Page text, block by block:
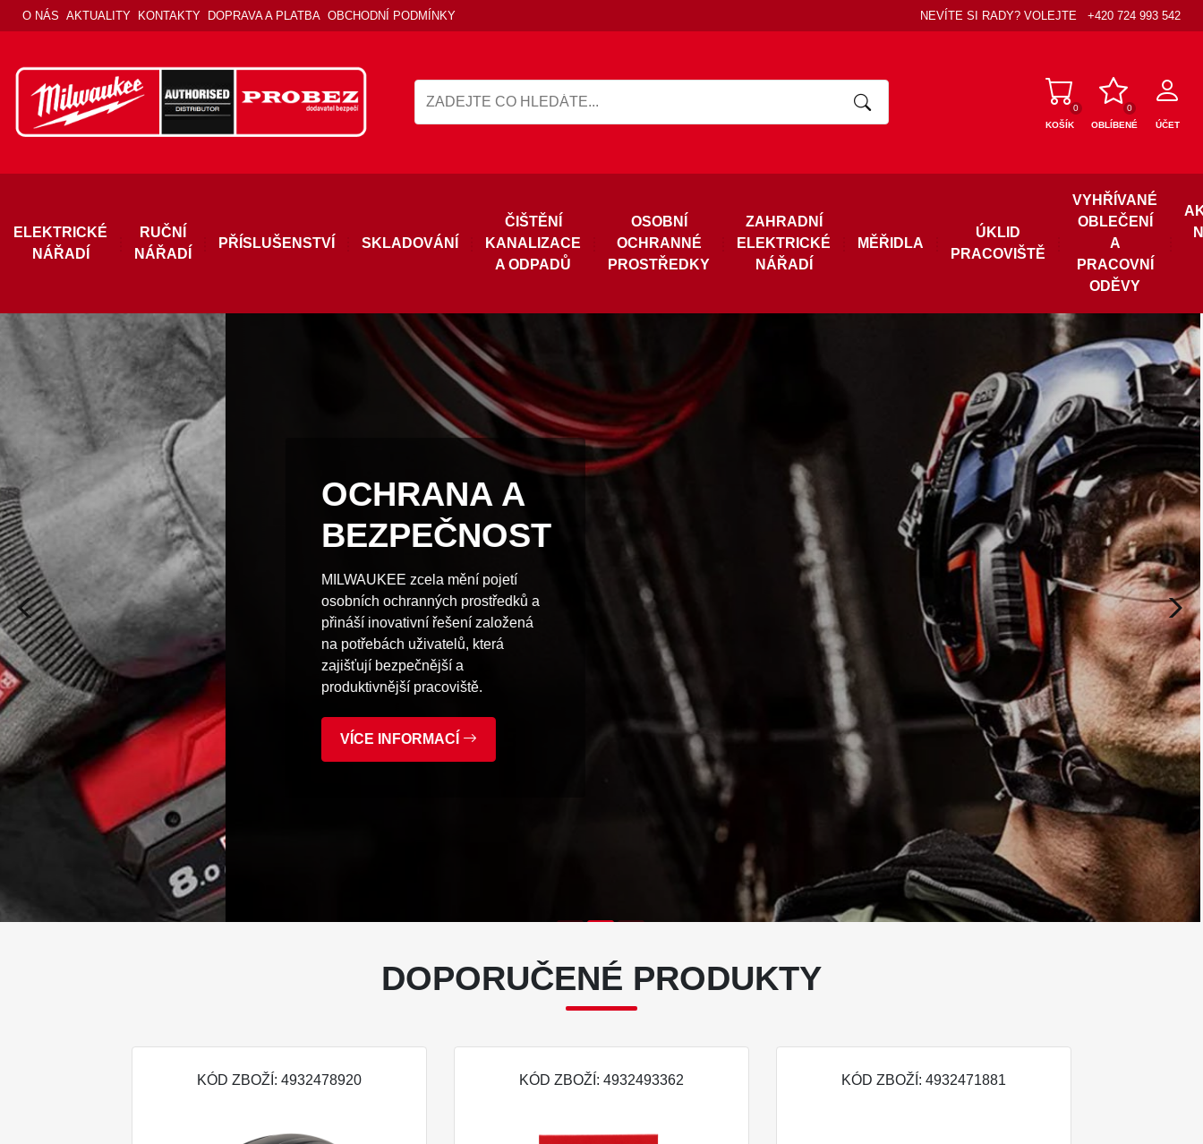
O NÁS AKTUALITY KONTAKTY DOPRAVA A PLATBA OBCHODNÍ PODMÍNKY NEVÍTE SI RADY? VOLEJTE +420 724 993 542
ÚČET
0
OBLÍBENÉ
0
KOŠÍK
ELEKTRICKÉ
NÁŘADÍ
RUČNÍ
NÁŘADÍ
PŘÍSLUŠENSTVÍ SKLADOVÁNÍ
ČIŠTĚNÍ
KANALIZACE
A ODPADŮ
OSOBNÍ
OCHRANNÉ
PROSTŘEDKY
ZAHRADNÍ
ELEKTRICKÉ
NÁŘADÍ
MĚŘIDLA
ÚKLID
PRACOVIŠTĚ
VYHŘÍVANÉ
OBLEČENÍ
A
PRACOVNÍ
ODĚVY
OCHRANA A
BEZPEČNOST
MILWAUKEE zcela mění pojetí
osobních ochranných prostředků a
přináší inovativní řešení založená
na potřebách uživatelů, která
zajišťují bezpečnější a
VÍCE INFORMACÍ
DOPORUČENÉ PRODUKTY
KÓD ZBOŽÍ: 4932478920 KÓD ZBOŽÍ: 4932493362 KÓD ZBOŽÍ: 4932471881